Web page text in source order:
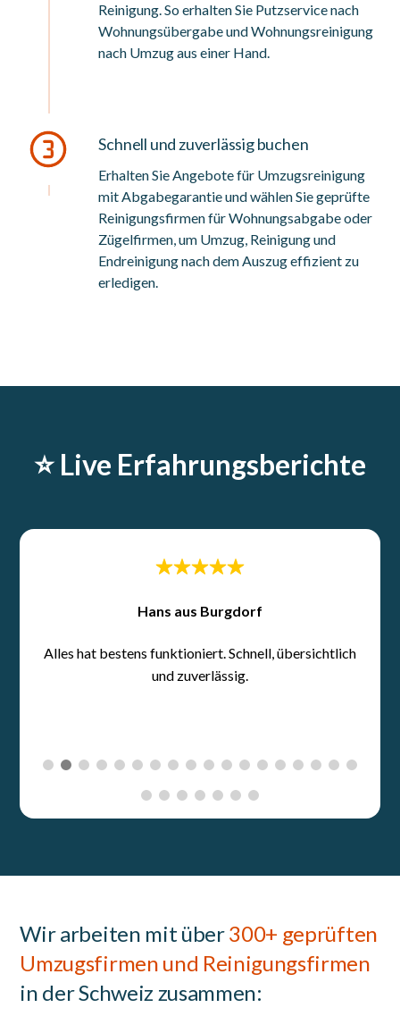
Reinigung. So erhalten Sie Putzservice nach
Wohnungsübergabe und Wohnungsreinigung
nach Umzug aus einer Hand.
Schnell und zuverlässig buchen
Erhalten Sie Angebote für Umzugsreinigung
mit Abgabegarantie und wählen Sie geprüfte
Reinigungsfirmen für Wohnungsabgabe oder
Zügelfirmen, um Umzug, Reinigung und
Endreinigung nach dem Auszug effizient zu
erledigen.
⭐️ Live Erfahrungsberichte
Wir arbeiten mit über300+ geprüften
Umzugsfirmen und Reinigungsfirmen
in der Schweiz zusammen: